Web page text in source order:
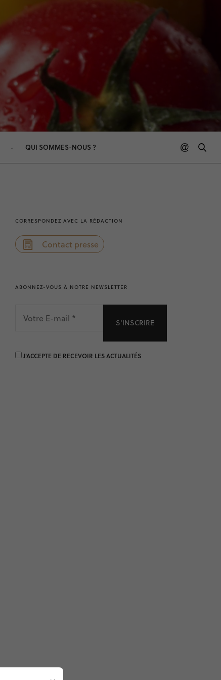
QUI SOMMES-NOUS ?
CORRESPONDEZ AVEC LA RÉDACTION
Contact presse
ABONNEZ-VOUS À NOTRE NEWSLETTER
MAIL
J'ACCEPTE DE RECEVOIR LES ACTUALITÉS